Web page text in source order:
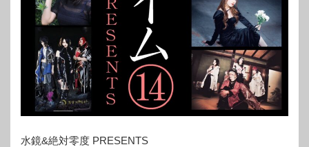
水鏡&絶対零度 PRESENTS